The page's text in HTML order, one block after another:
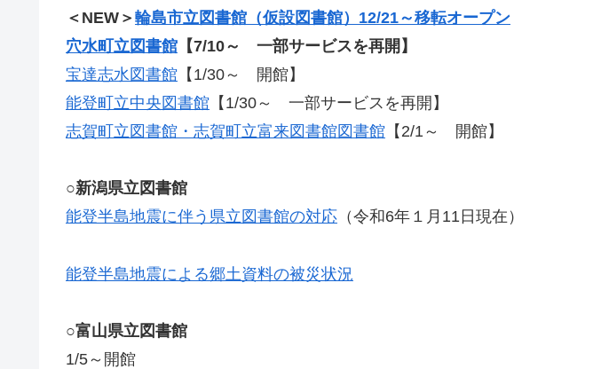
＜NEW＞輪島市立図書館（仮設図書館）12/21～移転オープン
穴水町立図書館 【7/10～ 一部サービスを再開】
宝達志水図書館 【1/30～ 開館】
能登町立中央図書館 【1/30～ 一部サービスを再開】
志賀町立図書館・志賀町立富来図書館図書館 【2/1～ 開館】
○新潟県立図書館
能登半島地震に伴う県立図書館の対応 （令和6年１月11日現在）
能登半島地震による郷土資料の被災状況
○富山県立図書館
1/5～開館